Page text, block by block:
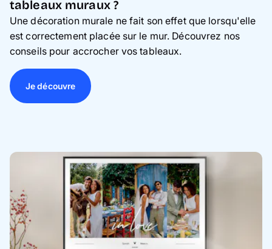
tableaux muraux ?
Une décoration murale ne fait son effet que lorsqu'elle
est correctement placée sur le mur. Découvrez nos
conseils pour accrocher vos tableaux.
Je découvre